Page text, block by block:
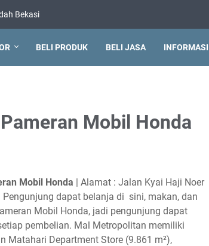
Bekasi
BELI PRODUK BELI JASA INFORMASI
Mobil Honda
Mobil Honda | Alamat : Jalan Kyai Haji Noer
dapat belanja di sini, makan, dan
Mobil Honda, jadi pengunjung dapat
pembelian. Mal Metropolitan memiliki
Matahari Department Store (9.861 m²),